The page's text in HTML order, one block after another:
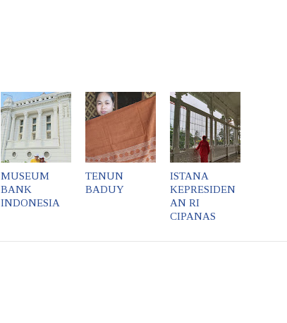
MUSEUM
BANK
INDONESIA
TENUN
BADUY
ISTANA
KEPRESIDEN
AN RI
CIPANAS